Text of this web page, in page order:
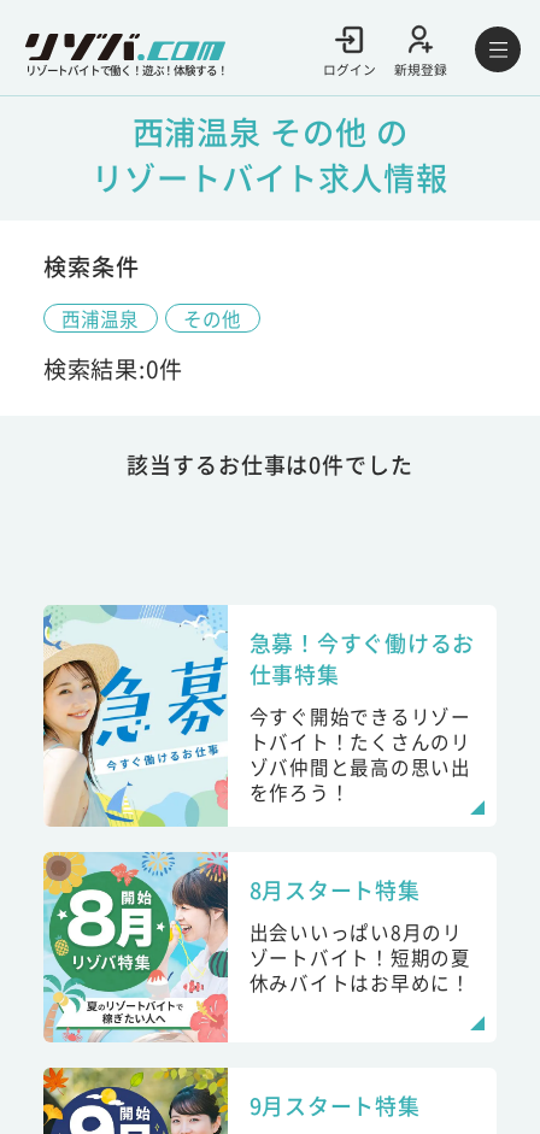
リゾートバイトで働く！遊ぶ！体験する！ ログイン 新規登録
西浦温泉 その他 の
リゾートバイト求人情報
検索条件
西浦温泉 その他
検索結果:0件
該当するお仕事は0件でした
急募！今すぐ働けるお
仕事特集
今すぐ開始できるリゾー
トバイト！たくさんのリ
ゾバ仲間と最高の思い出
を作ろう！
8月スタート特集
出会いいっぱい8月のリ
ゾートバイト！短期の夏
休みバイトはお早めに！
9月スタート特集